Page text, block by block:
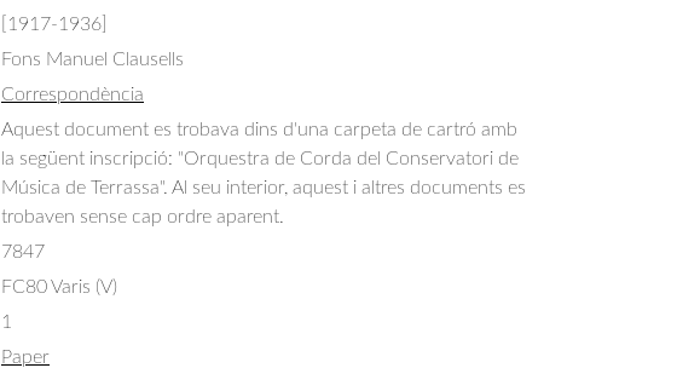
[1917-1936]
Fons Manuel Clausells
Correspondència
Aquest document es trobava dins d'una carpeta de cartró amb
la següent inscripció: "Orquestra de Corda del Conservatori de
Música de Terrassa". Al seu interior, aquest i altres documents es
trobaven sense cap ordre aparent.
7847
FC80 Varis (V)
1
Paper